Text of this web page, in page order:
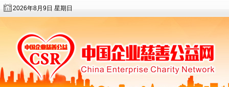
2026年8月9日 星期日